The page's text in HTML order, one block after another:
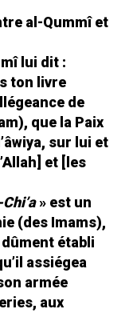
al-Qummî et
lui dit :
ton livre
de
que la Paix
sur lui et
et [les
» est un
(des Imams),
établi
assiégea
armée
aux